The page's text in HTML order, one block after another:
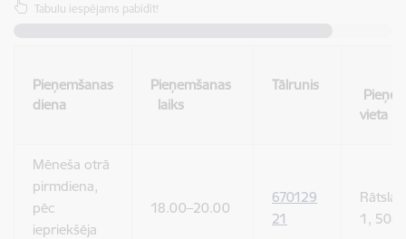
Tabulu iespējams pabīdīt!
Pieņemšanas
diena
Pieņemšanas
laiks
Tālrunis
Mēneša otrā
pirmdiena,
pēc
iepriekšēja
18.00–20.00
670129
21
1,